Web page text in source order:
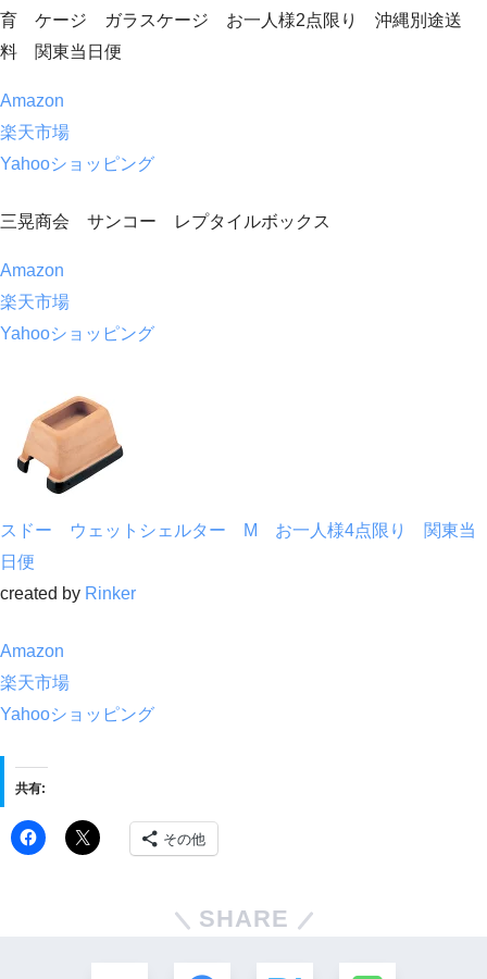
育 ケージ ガラスケージ お一人様2点限り 沖縄別途送
料 関東当日便
Amazon
楽天市場
Yahooショッピング
三晃商会 サンコー レプタイルボックス
Amazon
楽天市場
Yahooショッピング
スドー ウェットシェルター M お一人様4点限り 関東当
日便
created by Rinker
Amazon
楽天市場
Yahooショッピング
共有:
その他
SHARE